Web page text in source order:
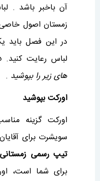
آن باخبر باشد .
زمستان اصول
در این فصل باید
لباس رعایت کنید.
های زیر را بپوشید .
اورکت بپوشید
اورکت گزینه
سویشرت برای
تیپ رسمی زمستانی
برای شما است،